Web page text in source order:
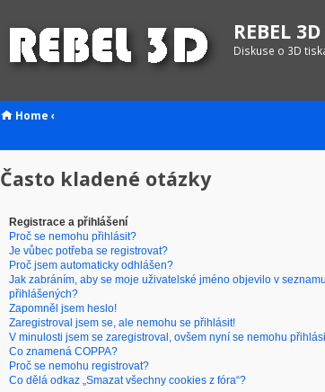
REBEL 3D
Diskuse o 3D
Home ‹
Často kladené otázky
Registrace a přihlášení
Proč se nemohu přihlásit?
Je vůbec potřeba se registrovat?
Proč jsem automaticky odhlášen?
Jak zabráním, aby se moje uživatelské jméno objevilo v
přihlášených?
Zapomněl jsem heslo!
Zaregistroval jsem se, ale nemohu se přihlásit!
V minulosti jsem se zaregistroval, ovšem nyní se nemohu
Co znamená COPPA?
Proč se nemohu registrovat?
Co dělá odkaz „Smazat všechny cookies z fóra“?